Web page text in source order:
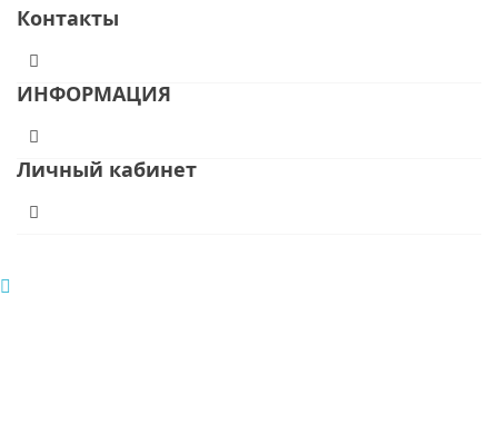
Контакты
ИНФОРМАЦИЯ
Личный кабинет